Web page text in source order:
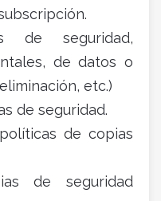
de seguridad,
de datos o
etc.)
de seguridad.
de copias
de seguridad